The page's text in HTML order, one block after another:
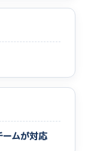
ームが対応